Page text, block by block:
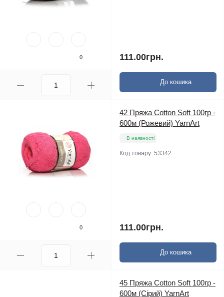
0 111.00грн.
До кошика
0
42 Пряжа Cotton Soft 100гр -
600м (Рожевий) YarnArt
В наявності
Код товару: 53342
111.00грн.
До кошика
45 Пряжа Cotton Soft 100гр -
600м (Сірий) YarnArt